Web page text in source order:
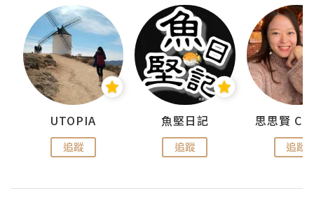
UTOPIA
追蹤
魚堅日記
追蹤 追蹤